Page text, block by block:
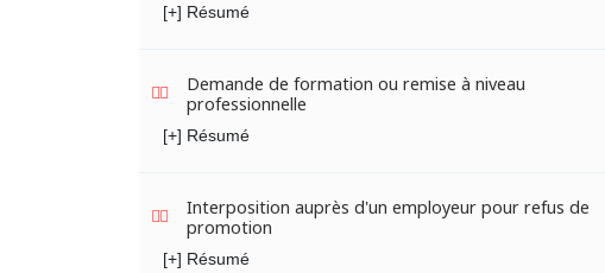
[+] Résumé
Demande de formation ou remise à niveau
professionnelle
[+] Résumé
Interposition auprès d'un employeur pour refus de
promotion
[+] Résumé